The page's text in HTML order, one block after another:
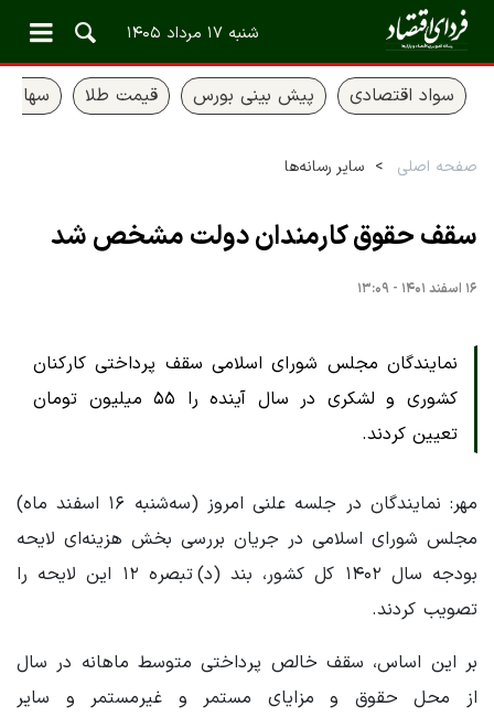
شنبه ۱۷ مرداد ۱۴۰۵
سواد اقتصادی پیش بینی بورس قیمت طلا سهام
صفحه اصلی سایر رسانه‌ها
سقف حقوق کارمندان دولت مشخص شد
۱۶ اسفند ۱۴۰۱ - ۱۳:۰۹
نمایندگان مجلس شورای اسلامی سقف پرداختی کارکنان
کشوری و لشکری در سال آینده را ۵۵ میلیون تومان
تعیین کردند.
مهر: نمایندگان در جلسه علنی امروز (سه‌شنبه ۱۶ اسفند ماه)
مجلس شورای اسلامی در جریان بررسی بخش هزینه‌ای لایحه
بودجه سال ۱۴۰۲ کل کشور، بند (د) تبصره ۱۲ این لایحه را
تصویب کردند.
بر این اساس، سقف خالص پرداختی متوسط ماهانه در سال
از محل حقوق و مزایای مستمر و غیرمستمر و سایر